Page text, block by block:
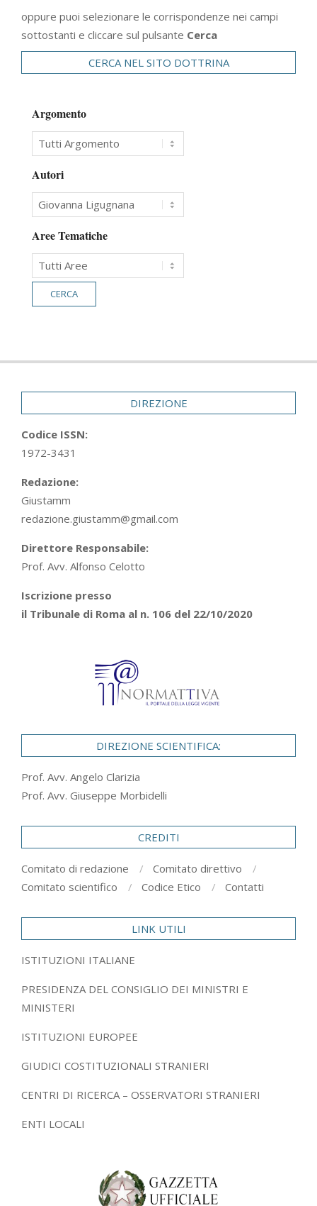
oppure puoi selezionare le corrispondenze nei campi
sottostanti e cliccare sul pulsante Cerca
CERCA NEL SITO DOTTRINA
Argomento
Autori
Aree Tematiche
DIREZIONE
Codice ISSN:
1972-3431
Redazione:
Giustamm
redazione.giustamm@gmail.com
Direttore Responsabile:
Prof. Avv. Alfonso Celotto
Iscrizione presso
il Tribunale di Roma al n. 106 del 22/10/2020
DIREZIONE SCIENTIFICA:
Prof. Avv. Angelo Clarizia
Prof. Avv. Giuseppe Morbidelli
CREDITI
Comitato di redazione
Comitato direttivo
Comitato scientifico
Codice Etico Contatti
LINK UTILI
ISTITUZIONI ITALIANE
PRESIDENZA DEL CONSIGLIO DEI MINISTRI E
MINISTERI
ISTITUZIONI EUROPEE
GIUDICI COSTITUZIONALI STRANIERI
CENTRI DI RICERCA – OSSERVATORI STRANIERI
ENTI LOCALI